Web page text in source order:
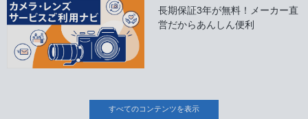
長期保証3年が無料！メーカー直
営だからあんしん便利
すべてのコンテンツを表示